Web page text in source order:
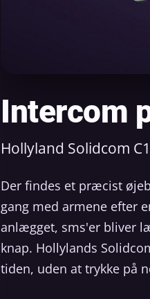
Intercom
Hollyland Solidcom
Der findes et præcist
gang med armene efter
anlægget, sms'er bliver
knap. Hollylands
tiden, uden at trykke på